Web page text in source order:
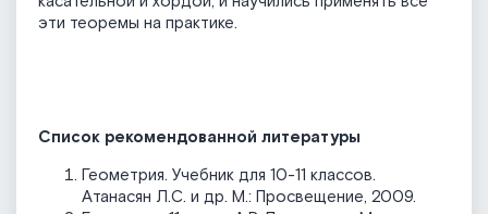
эти теоремы на практике.
Список рекомендованной литературы
Геометрия. Учебник для 10-11 классов.
Атанасян Л.С. и др. М.: Просвещение, 2009.